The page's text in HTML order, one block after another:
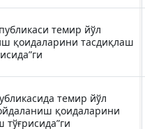
темир йўл
қоидаларини тасдиқлаш
темир йўл
қоидаларини
тўғрисида”ги